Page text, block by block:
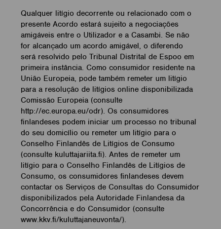
Qualquer litígio decorrente ou relacionado com o
presente Acordo estará sujeito a negociações
amigáveis entre o Utilizador e a Casambi. Se não
for alcançado um acordo amigável, o diferendo
será resolvido pelo Tribunal Distrital de Espoo em
primeira instância. Como consumidor residente na
União Europeia, pode também remeter um litígio
para a resolução de litígios online disponibilizada
Comissão Europeia (consulte
http://ec.europa.eu/odr). Os consumidores
finlandeses podem iniciar um processo no tribunal
do seu domicílio ou remeter um litígio para o
Conselho Finlandês de Litígios de Consumo
(consulte kuluttajariita.fi). Antes de remeter um
litígio para o Conselho Finlandês de Litígios de
Consumo, os consumidores finlandeses devem
contactar os Serviços de Consultas do Consumidor
disponibilizados pela Autoridade Finlandesa da
Concorrência e do Consumidor (consulte
www.kkv.fi/kuluttajaneuvonta/).